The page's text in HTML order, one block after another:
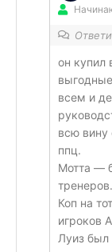
он купил
всем и
всю вину
ппц.
Мотта —
тренеров.
Коп на
игроков
Луиз был